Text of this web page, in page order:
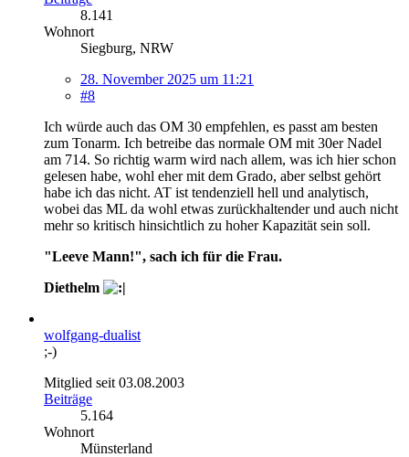
8.141
Wohnort
Siegburg, NRW
28. November 2025 um 11:21
#8
Ich würde auch das OM 30 empfehlen, es passt am besten
zum Tonarm. Ich betreibe das normale OM mit 30er Nadel
am 714. So richtig warm wird nach allem, was ich hier schon
gelesen habe, wohl eher mit dem Grado, aber selbst gehört
habe ich das nicht. AT ist tendenziell hell und analytisch,
wobei das ML da wohl etwas zurückhaltender und auch nicht
mehr so kritisch hinsichtlich zu hoher Kapazität sein soll.
"Leeve Mann!", sach ich für die Frau.
Diethelm
wolfgang-dualist
;-)
Mitglied seit 03.08.2003
Beiträge
5.164
Wohnort
Münsterland